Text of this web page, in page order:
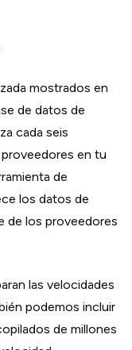
mostrados en
de datos de
cada seis
proveedores en tu
de
los datos de
de los proveedores
las velocidades
podemos incluir
de millones